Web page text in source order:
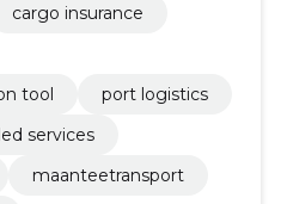
cargo insurance
tool
port logistics
services
maanteetransport